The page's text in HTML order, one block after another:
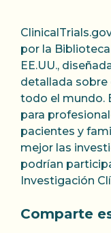
por la
EE.UU.,
detallada sobre
todo el mundo.
para
pacientes y
mejor las
podrían
Investigación
Comparte